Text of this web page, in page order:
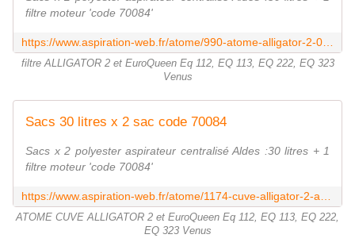
filtre moteur 'code 70084'
filtre ALLIGATOR 2 et EuroQueen Eq 112, EQ 113, EQ 222, EQ 323
Venus
Sacs 30 litres x 2 sac code 70084
Sacs x 2 polyester aspirateur centralisé Aldes :30 litres + 1
filtre moteur 'code 70084'
ATOME CUVE ALLIGATOR 2 et EuroQueen Eq 112, EQ 113, EQ 222,
EQ 323 Venus